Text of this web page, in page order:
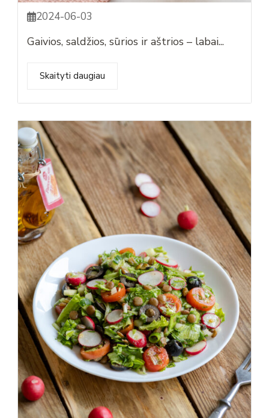
2024-06-03
Gaivios, saldžios, sūrios ir aštrios – labai...
Skaityti daugiau